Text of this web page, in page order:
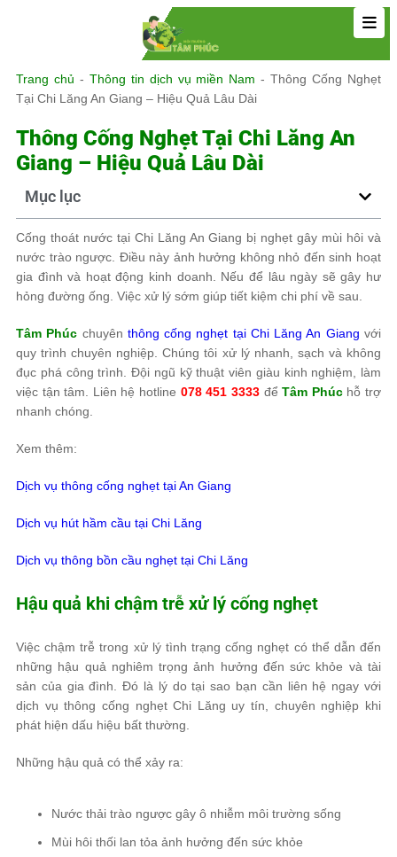
Trang chủ - Thông tin dịch vụ miền Nam -Thông Cống Nghẹt
Tại Chi Lăng An Giang – Hiệu Quả Lâu Dài
Thông Cống Nghẹt Tại Chi Lăng An
Giang – Hiệu Quả Lâu Dài
Mục lục
Cống thoát nước tại Chi Lăng An Giang bị nghẹt gây mùi hôi và
nước trào ngược. Điều này ảnh hưởng không nhỏ đến sinh hoạt
gia đình và hoạt động kinh doanh. Nếu để lâu ngày sẽ gây hư
hỏng đường ống. Việc xử lý sớm giúp tiết kiệm chi phí về sau.
Tâm Phúc chuyên thông cống nghẹt tại Chi Lăng An Giang với
quy trình chuyên nghiệp. Chúng tôi xử lý nhanh, sạch và không
đục phá công trình. Đội ngũ kỹ thuật viên giàu kinh nghiệm, làm
việc tận tâm. Liên hệ hotline 078 451 3333đểTâm Phúchỗ trợ
nhanh chóng.
Xem thêm:
Dịch vụ thông cống nghẹt tại An Giang
Dịch vụ hút hầm cầu tại Chi Lăng
Dịch vụ thông bồn cầu nghẹt tại Chi Lăng
Hậu quả khi chậm trễ xử lý cống nghẹt
Việc chậm trễ trong xử lý tình trạng cống nghẹt có thể dẫn đến
những hậu quả nghiêm trọng ảnh hưởng đến sức khỏe và tài
sản của gia đình. Đó là lý do tại sao bạn cần liên hệ ngay với
dịch vụ thông cống nghẹt Chi Lăng uy tín, chuyên nghiệp khi
phát hiện dấu hiệu bất thường.
Những hậu quả có thể xảy ra:
Nước thải trào ngược gây ô nhiễm môi trường sống
Mùi hôi thối lan tỏa ảnh hưởng đến sức khỏe